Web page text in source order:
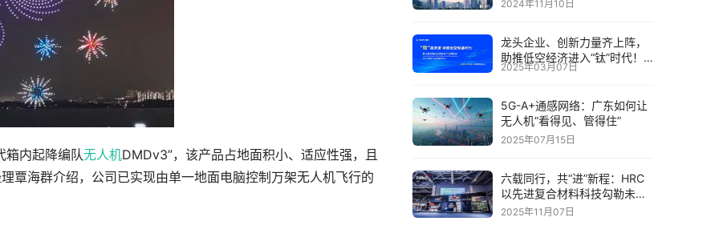
箱内起降编队无人机DMDv3”，该产品占地面积小、适应性强，且
覃海群介绍，公司已实现由单一地面电脑控制万架无人机飞行的
2024年11月10日
龙头企业、创新力量齐上阵，
助推低空经济进入“钛”时代！
第六届中国钛谷国际钛产业博
2025年03月07日
5G-A+通感网络：广东如何让
无人机“看得见、管得住”
2025年07月15日
六载同行，共“进”新程：HRC
以先进复合材料科技勾勒未来
出行新图景
2025年11月07日